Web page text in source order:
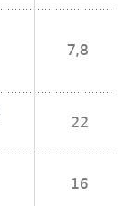
7,8
22
16